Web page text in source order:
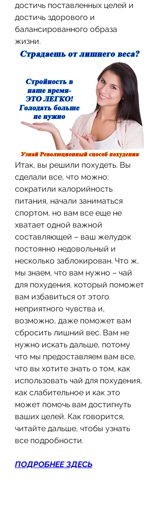
достичь поставленных целей и
достичь здорового и
балансированного образа
жизни.
Итак, вы решили похудеть. Вы
сделали все, что можно:
сократили калорийность
питания, начали заниматься
спортом, но вам все еще не
хватает одной важной
составляющей – ваш желудок
постоянно недовольный и
несколько заблокирован. Что ж,
мы знаем, что вам нужно – чай
для похудения, который поможет
вам избавиться от этого
неприятного чувства и,
возможно, даже поможет вам
сбросить лишний вес. Вам не
нужно искать дальше, потому
что мы предоставляем вам все,
что вы хотите знать о том, как
использовать чай для похудения,
как слабительное и как это
может помочь вам достигнуть
ваших целей. Как говорится,
читайте дальше, чтобы узнать
все подробности.
ПОДРОБНЕЕ ЗДЕСЬ